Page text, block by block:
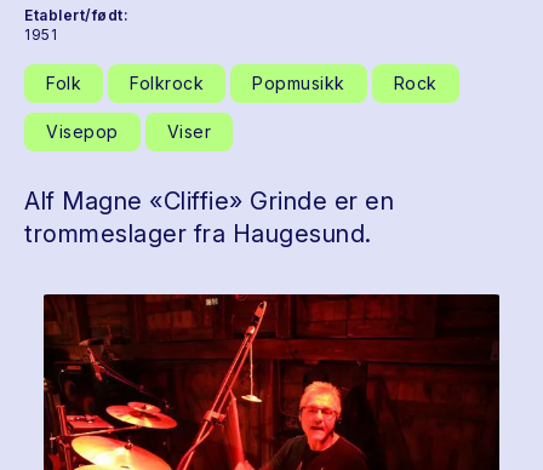
Etablert/født:
1951
Folk Folkrock Popmusikk Rock
Visepop Viser
Alf Magne «Cliffie» Grinde er en
trommeslager fra Haugesund.